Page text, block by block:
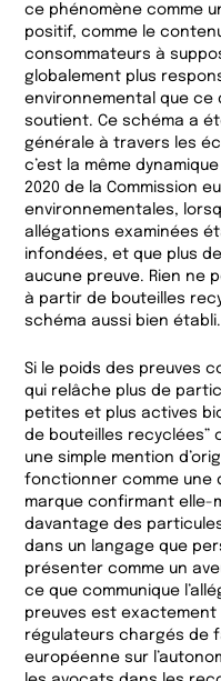
ce phénomène comme
positif, comme le
consommateurs à
globalement plus
environnemental que ce
soutient. Ce schéma a
générale à travers les
c’est la même
2020 de la Commission
environnementales,
allégations examinées
infondées, et que plus
aucune preuve. Rien ne
à partir de bouteilles
schéma aussi bien établi.
Si le poids des preuves
qui relâche plus de
petites et plus actives
de bouteilles recyclées”
une simple mention
fonctionner comme une
marque confirmant elle-
davantage des
dans un langage que
présenter comme un
ce que communique
preuves est exactement
régulateurs chargés de
européenne sur